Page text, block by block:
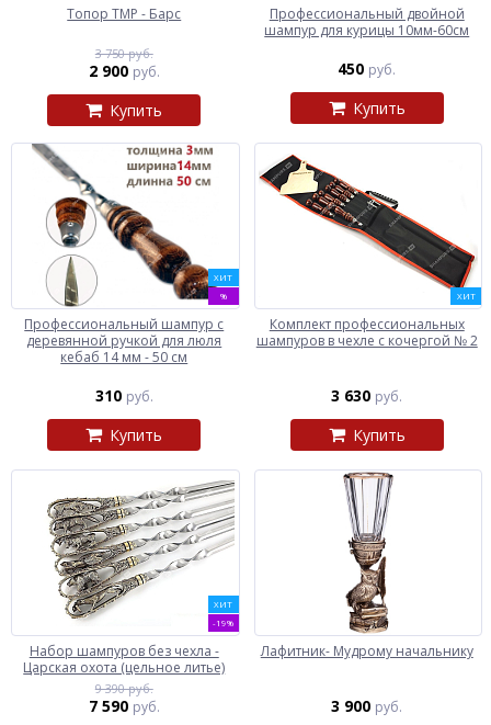
Топор ТМР - Барс
3 750 руб.
2 900 руб.
Купить
Профессиональный двойной
шампур для курицы 10мм-60см
450 руб.
Купить
ХИТ
%
Профессиональный шампур с
деревянной ручкой для люля
кебаб 14 мм - 50 см
310 руб.
Купить
ХИТ
Комплект профессиональных
шампуров в чехле с кочергой № 2
3 630 руб.
Купить
ХИТ
-19%
Набор шампуров без чехла -
Царская охота (цельное литье)
9 390 руб.
7 590 руб.
Лафитник- Мудрому начальнику
3 900 руб.